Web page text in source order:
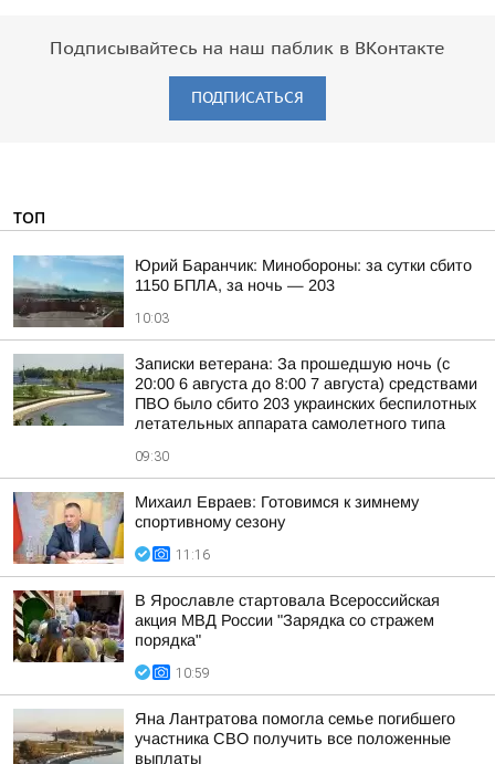
Подписывайтесь на наш паблик в ВКонтакте
ПОДПИСАТЬСЯ
ТОП
Юрий Баранчик: Минобороны: за сутки сбито
1150 БПЛА, за ночь — 203
10:03
Записки ветерана: За прошедшую ночь (с
20:00 6 августа до 8:00 7 августа) средствами
ПВО было сбито 203 украинских беспилотных
летательных аппарата самолетного типа
09:30
Михаил Евраев: Готовимся к зимнему
спортивному сезону
11:16
В Ярославле стартовала Всероссийская
акция МВД России "Зарядка со стражем
порядка"
10:59
Яна Лантратова помогла семье погибшего
участника СВО получить все положенные
выплаты